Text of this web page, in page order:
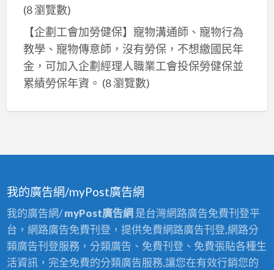
(8 瀏覽數)
【企劃工會加勞健保】寵物溝通師、寵物行為
教學、寵物傳意師，沒有勞保，不想繳國民年
金，可加入企劃經理人職業工會投保勞健保並
累績勞保年資。 (8 瀏覽數)
我的廣告網/myPost廣告網
我的廣告網/myPost廣告網 是台灣網路廣告免費刊登平
台，網路廣告免費刊登，提供免費網路廣告刊登,網路分
類廣告刊登服務，分類廣告、免費刊登、免費張貼各種生
活資訊，完全免費的分類廣告服務,讓您在有效行銷您的